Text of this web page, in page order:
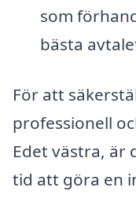
som
bästa
För att
professionell
Edet västra, är
tid att göra en